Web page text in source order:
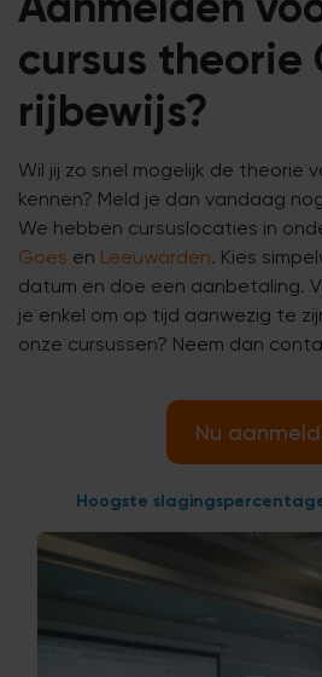
cursus theorie
rijbewijs?
Wil jij zo snel mogelijk de theorie
kennen? Meld je dan vandaag
We hebben cursuslocaties in
Goes en Leeuwarden. Kies
datum en doe een aanbetaling.
je enkel om op tijd aanwezig te
onze cursussen? Neem dan
Nu
Hoogste